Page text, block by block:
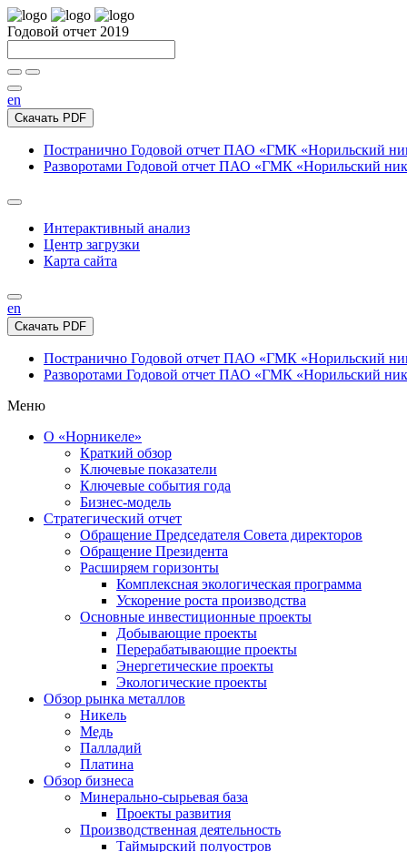
Годовой отчет 2019
en
Скачать PDF
Постранично Годовой отчет ПАО «ГМК «Норильский
Разворотами Годовой отчет ПАО «ГМК «Норильский
Интерактивный анализ
Центр загрузки
Карта сайта
en
Скачать PDF
Постранично Годовой отчет ПАО «ГМК «Норильский
Разворотами Годовой отчет ПАО «ГМК «Норильский
Меню
О «Норникеле»
Краткий обзор
Ключевые показатели
Ключевые события года
Бизнес-модель
Стратегический отчет
Обращение Председателя Совета директоров
Обращение Президента
Расширяем горизонты
Комплексная экологическая программа
Ускорение роста производства
Основные инвестиционные проекты
Добывающие проекты
Перерабатывающие проекты
Энергетические проекты
Экологические проекты
Обзор рынка металлов
Никель
Медь
Палладий
Платина
Обзор бизнеса
Минерально-сырьевая база
Проекты развития
Производственная деятельность
Таймырский полуостров